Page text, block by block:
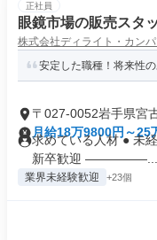
正社員
眼鏡市場の販売スタ
株式会社ディライト・カン
安定した職種！将来性
〒027-0052岩手県宮
月給18万9800円～25
求めている人材 ● 未
新卒歓迎 ―――――...
業界未経験歓迎 +23個